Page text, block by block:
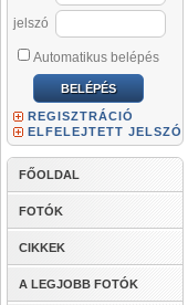
jelszó
Automatikus belépés
REGISZTRÁCIÓ
ELFELEJTETT JELSZÓ
FŐOLDAL
FOTÓK
CIKKEK
A LEGJOBB FOTÓK